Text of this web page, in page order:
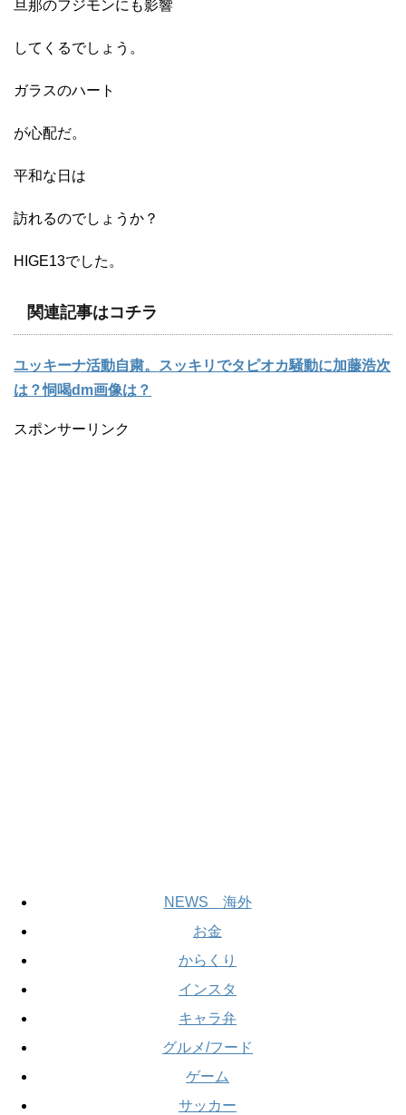
旦那のフジモンにも影響
してくるでしょう。
ガラスのハート
が心配だ。
平和な日は
訪れるのでしょうか？
HIGE13でした。
関連記事はコチラ
ユッキーナ活動自粛。スッキリでタピオカ騒動に加藤浩次
は？恫喝dm画像は？
スポンサーリンク
NEWS 海外
お金
からくり
インスタ
キャラ弁
グルメ/フード
ゲーム
サッカー